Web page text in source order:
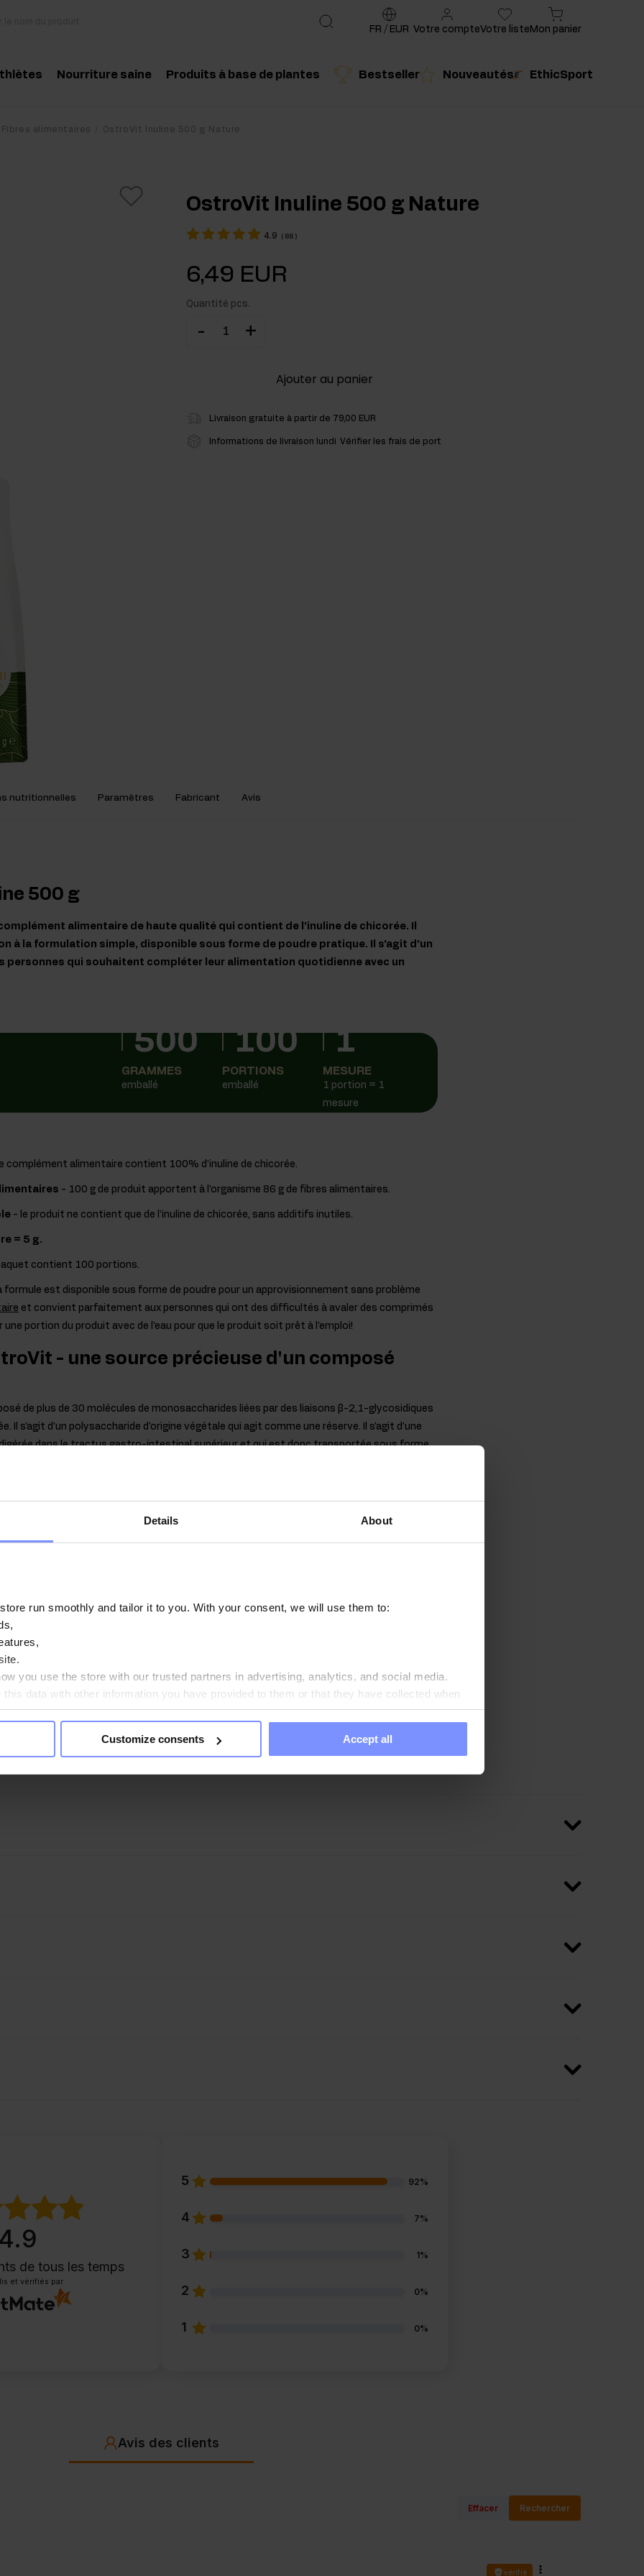
Details About
run smoothly and tailor it to you. With your consent, we will use them to:
you use the store with our trusted partners in advertising, analytics, and social media.
data with other information you have provided to them or that they have collected when
agree?
Customize consents Accept all
Produit conseillé Produit conseillé
Nourriture saine
Beurre de cacahuètes
Produits à base de plantes Bestseller Nouveautés EthicSport
FR / EUR Votre compteVotre liste Mon panier
Fibres alimentaires OstroVit Inuline 500 g Nature
OstroVit Inuline 500 g Nature
4.9 ( 88 )
6,49 EUR
Quantité pcs.
- +
Ajouter au panier
Livraison gratuite à partir de 79,00 EUR
Informations de livraison lundi Vérifier les frais de port
nutritionnelles Paramètres Fabricant Avis
500 g
alimentaire de haute qualité qui contient de l'inuline de chicorée. Il
à la formulation simple, disponible sous forme de poudre pratique. Il s'agit d'un
personnes qui souhaitent compléter leur alimentation quotidienne avec un
500
GRAMMES
emballé
100
PORTIONS
emballé
1
MESURE
1 portion = 1
mesure
complément alimentaire contient 100% d'inuline de chicorée.
- 100 g de produit apportent à l'organisme 86 g de fibres alimentaires.
- le produit ne contient que de l'inuline de chicorée, sans additifs inutiles.
= 5 g.
contient 100 portions.
formule est disponible sous forme de poudre pour un approvisionnement sans problème
et convient parfaitement aux personnes qui ont des difficultés à avaler des comprimés
portion du produit avec de l'eau pour que le produit soit prêt à l'emploi!
- une source précieuse d'un composé
de plus de 30 molécules de monosaccharides liées par des liaisons β-2,1-glycosidiques
Il s'agit d'un polysaccharide d'origine végétale qui agit comme une réserve. Il s'agit d'une
dans le tractus gastro-intestinal supérieur et qui est donc transportée sous forme
car il constitue une excellente nourriture pour les bonnes bactéries qui résident
en laboratoire
nos clients, tous nos produits sont régulièrement testés dans des laboratoires
afin de garantir et de maintenir la plus haute qualité.
microbiologique 17.04.2024
de la teneur en métaux lourds 15.04.2024
4.9
de tous les temps
et vérifiés par
5 92%
4 7%
3 1%
2 0%
1 0%
Avis des clients
Effacer Rechercher
vérifié